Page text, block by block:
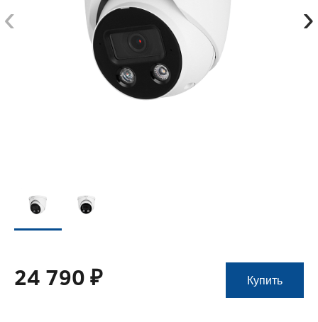
‹ ›
24 790 ₽ Купить